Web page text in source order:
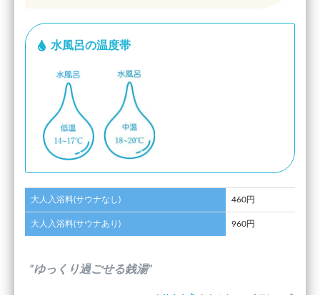
水風呂の温度帯
大人入浴料(サウナなし) 460円
大人入浴料(サウナあり) 960円
”ゆっくり過ごせる銭湯”